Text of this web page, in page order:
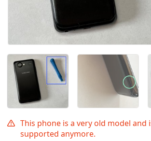
This phone is a very old model and
supported anymore.